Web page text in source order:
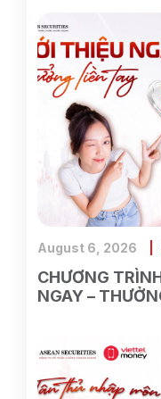
CHƯƠNG
NGAY –
August 6, 2026